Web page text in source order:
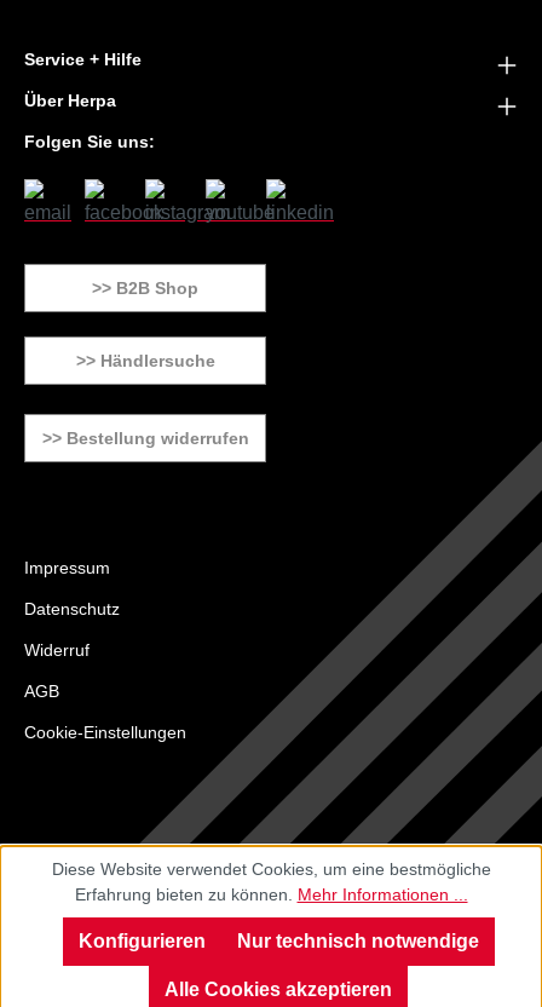
Service + Hilfe
Über Herpa
Folgen Sie uns:
>> B2B Shop
>> Händlersuche
>> Bestellung widerrufen
Impressum
Datenschutz
Widerruf
AGB
Cookie-Einstellungen
Diese Website verwendet Cookies, um eine bestmögliche
Erfahrung bieten zu können. Mehr Informationen ...
Nur technisch notwendige
Konfigurieren
Alle Cookies akzeptieren